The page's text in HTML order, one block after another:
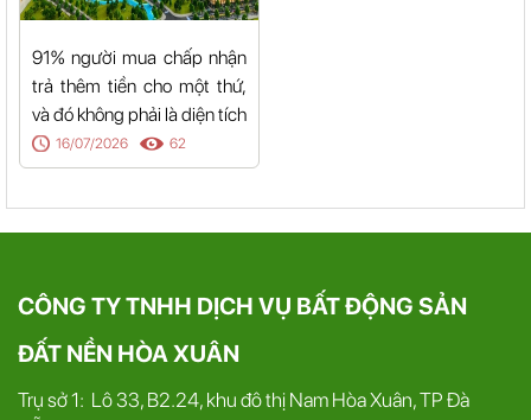
91% người mua chấp nhận
trả thêm tiền cho một thứ,
và đó không phải là diện tích
16/07/2026 62
CÔNG TY TNHH DỊCH VỤ BẤT ĐỘNG SẢN
ĐẤT NỀN HÒA XUÂN
Trụ sở 1: Lô 33, B2.24, khu đô thị Nam Hòa Xuân, TP Đà